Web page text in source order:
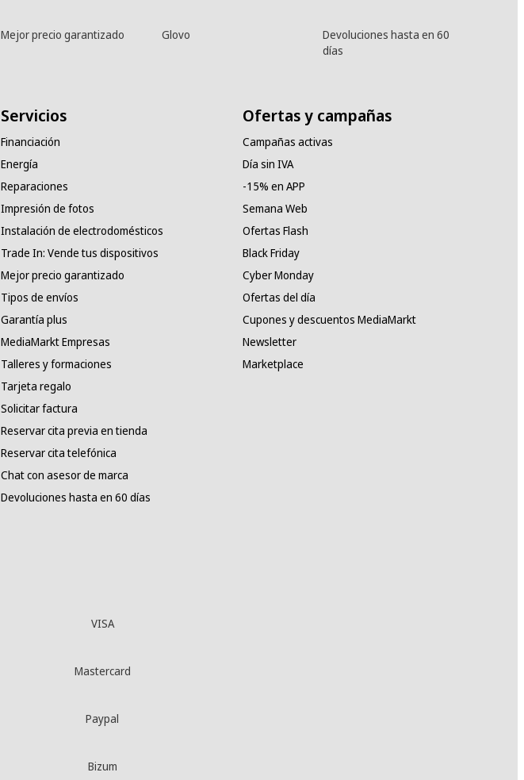
Mejor precio garantizado Glovo
Devoluciones hasta en 60
días
Servicios
Financiación
Energía
Reparaciones
Impresión de fotos
Instalación de electrodomésticos
Trade In: Vende tus dispositivos
Mejor precio garantizado
Tipos de envíos
Garantía plus
MediaMarkt Empresas
Talleres y formaciones
Tarjeta regalo
Solicitar factura
Reservar cita previa en tienda
Reservar cita telefónica
Chat con asesor de marca
Devoluciones hasta en 60 días
Ofertas y campañas
Campañas activas
Día sin IVA
-15% en APP
Semana Web
Ofertas Flash
Black Friday
Cyber Monday
Ofertas del día
Cupones y descuentos MediaMarkt
Newsletter
Marketplace
VISA
Mastercard
Paypal
Bizum